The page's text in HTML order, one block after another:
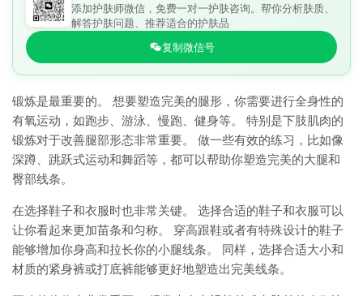
添加护肤师微信，免费一对一护肤咨询。帮你分析肤质、
解答护肤问题、推荐适合的护肤品
复制微信号
锻炼是最重要的。 想要塑造完美的腿形，你需要进行全身性的
有氧运动，如跑步、游泳、慢跑、健身等。 特别是下肢肌肉的
锻炼对于改善腿部形态非常重要。 做一些有效的练习，比如像
深蹲、跳跃式运动和舞蹈等，都可以帮助你塑造完美的大腿和
臀部线条。
在选择鞋子和衣服时也非常关键。 选择合适的鞋子和衣服可以
让你看起来更加苗条和匀称。 穿高跟鞋或者有特殊设计的鞋子
能够增加你身高和拉长你的小腿线条。 同样，选择合适大小和
材质的紧身裤或打底裤能够更好地塑造出完美线条。